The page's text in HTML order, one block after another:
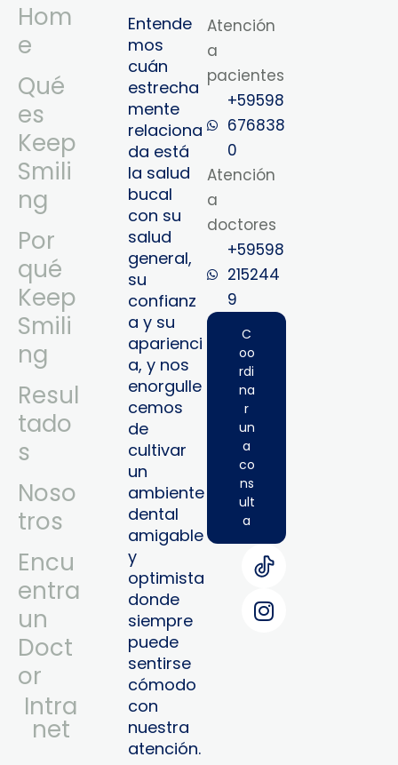
Hom
e
Qué
es
Keep
Smili
ng
Por
qué
Keep
Smili
ng
Resul
tado
s
Noso
tros
Encu
entra
un
Doct
or
Intra
Net
Entende
mos
cuán
estrecha
mente
relaciona
da está
la salud
bucal
con su
salud
general,
su
confianz
a y su
aparienci
a, y nos
enorgulle
cemos
de
cultivar
un
ambiente
dental
amigable
y
optimista
donde
siempre
puede
sentirse
cómodo
con
nuestra
atención.
Atención
a
pacientes
+59598
676838
0
Atención
a
doctores
+59598
215244
9‬
C
oo
rdi
na
r
un
a
co
ns
ult
a